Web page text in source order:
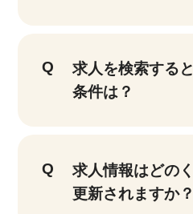
求人を検索する
条件は？
求人情報はどの
更新されますか？